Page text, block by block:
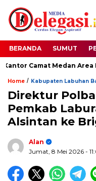
BERANDA SUMUT
Camat Medan Area
Home / Kabupaten Labuhan
Direktur
Pemkab
Alsintan ke
Alan
Jumat, 8 Mei 2026 -